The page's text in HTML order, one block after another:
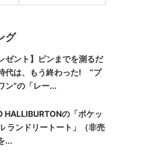
グ
ゼント】ピンまでを測るだ
代は、もう終わった! “プ
ン”の「レー...
HALLIBURTONの「ポケッ
ランドリートート」（非売
...